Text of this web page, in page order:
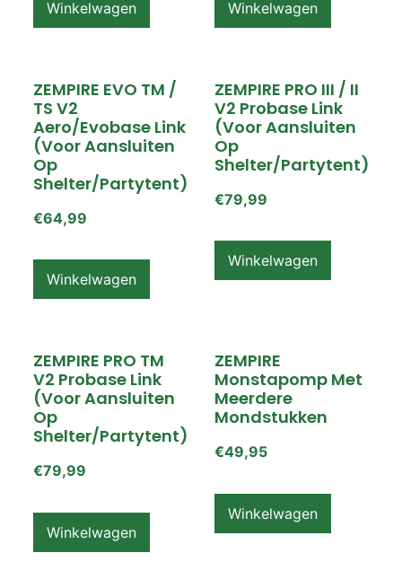
Winkelwagen Winkelwagen
ZEMPIRE EVO TM /
TS V2
Aero/Evobase Link
(voor Aansluiten
Op
Shelter/partytent)
€64,99
Winkelwagen
ZEMPIRE PRO III / II
V2 Probase Link
(voor Aansluiten
Op
Shelter/partytent)
€79,99
Winkelwagen
ZEMPIRE PRO TM
V2 Probase Link
(voor Aansluiten
Op
Shelter/partytent)
€79,99
Winkelwagen
ZEMPIRE
Monstapomp Met
Meerdere
Mondstukken
€49,95
Winkelwagen